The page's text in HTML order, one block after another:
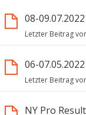
08-
Letzter Beitrag
06-
Letzter Beitrag
NY Pro